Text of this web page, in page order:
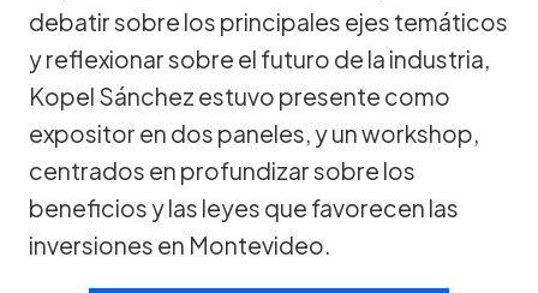
debatir sobre los principales ejes temáticos
y reflexionar sobre el futuro de la industria,
Kopel Sánchez estuvo presente como
expositor en dos paneles, y un workshop,
centrados en profundizar sobre los
beneficios y las leyes que favorecen las
inversiones en Montevideo.